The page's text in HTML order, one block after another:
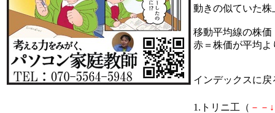
動きの似ていた
移動平均線の株価
赤＝株価が平均
インデックスに戻
1.トリニ工（ － － ↓